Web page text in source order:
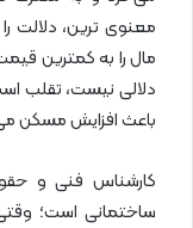
معنوی ترین، دلالت
مال را به کمترین
دلالی نیست، تقلب
باعث افزایش مسکن
کارشناس فنی و
ساختمانی است؛